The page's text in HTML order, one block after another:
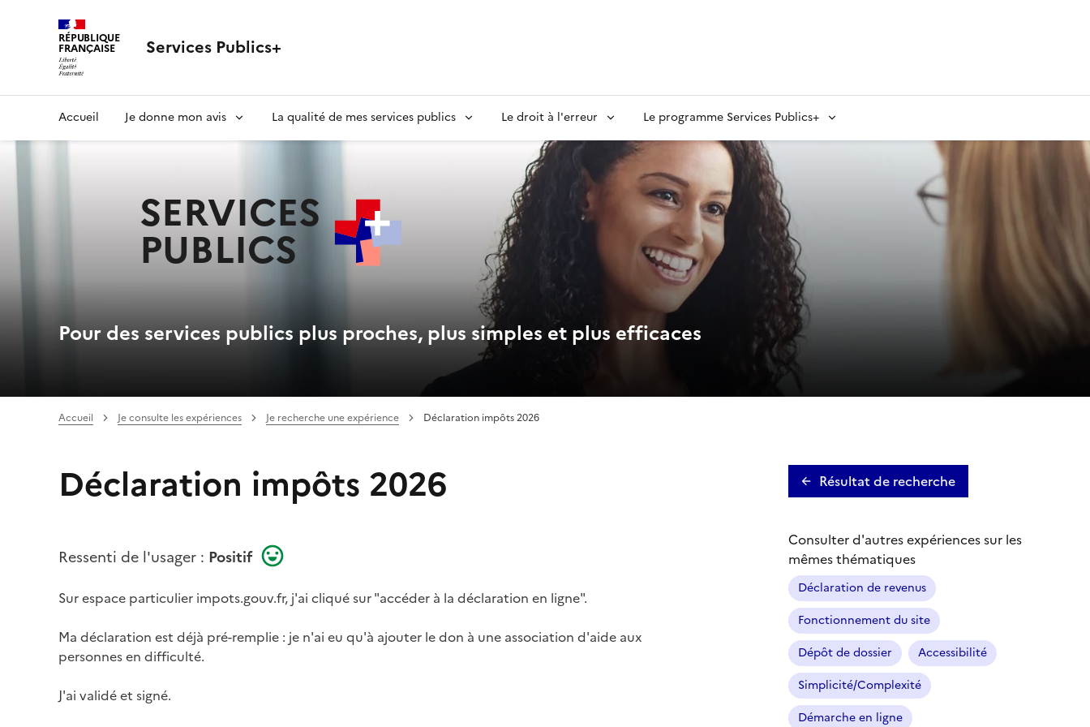
RÉPUBLIQUE
FRANÇAISE Services Publics+
principaleAccueil Je donne mon avis La qualité de mes services publics Le droit à l'erreur Le programme Services Publics+
SERVICES
PUBLICS
Pour des services publics plus proches, plus simples et plus efficaces
Accueil Je consulte les expériences Je recherche une expérience Déclaration impôts 2026
Déclaration impôts 2026
Ressenti de l'usager : Positif
Sur espace particulier impots.gouv.fr, j'ai cliqué sur "accéder à la déclaration en ligne".
Ma déclaration est déjà pré-remplie : je n'ai eu qu'à ajouter le don à une association d'aide aux
personnes en difficulté.
J'ai validé et signé.
Résultat de recherche
Consulter d'autres expériences sur les
mêmes thématiques
Déclaration de revenus
Fonctionnement du site
Dépôt de dossier
Accessibilité
Simplicité/Complexité
Démarche en ligne